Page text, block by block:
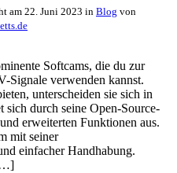
am 22. Juni 2023 in Blog von
Softcams, die du zur
Signale verwenden kannst.
unterscheiden sie sich in
sich durch seine Open-Source-
erweiterten Funktionen aus.
mit seiner
einfacher Handhabung.